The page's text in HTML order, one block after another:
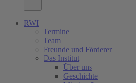
RWI
Termine
Team
Freunde und Förderer
Das Institut
Über uns
Geschichte